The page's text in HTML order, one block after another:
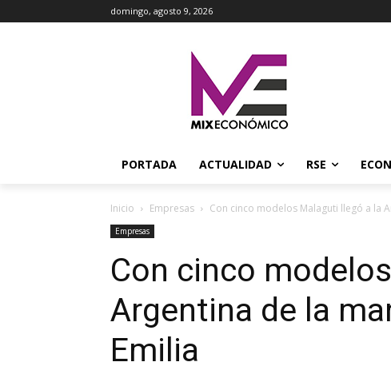
domingo, agosto 9, 2026
PORTADA ACTUALIDAD RSE
Inicio Empresas Con cinco modelos Malaguti llegó a la
Empresas
Con cinco
Argentina de la
Emilia